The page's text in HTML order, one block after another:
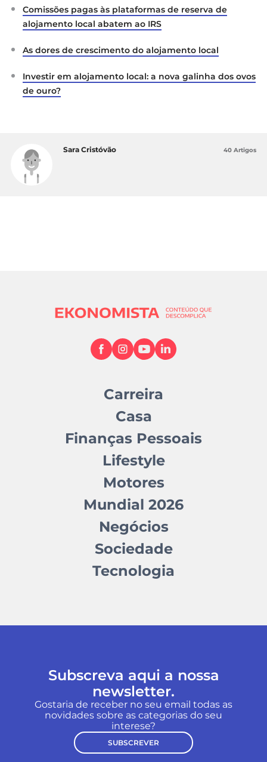
Comissões pagas às plataformas de reserva de
alojamento local abatem ao IRS
As dores de crescimento do alojamento local
Investir em alojamento local: a nova galinha dos ovos
de ouro?
Sara Cristóvão 40 Artigos
Carreira
Casa
Finanças Pessoais
Lifestyle
Motores
Mundial 2026
Negócios
Sociedade
Tecnologia
Subscreva aqui a nossa
newsletter.
Gostaria de receber no seu email todas as
novidades sobre as categorias do seu
interese?
SUBSCREVER